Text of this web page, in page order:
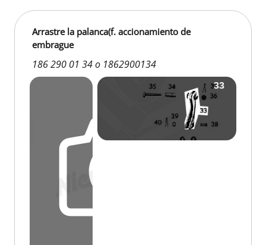
Arrastre la palanca(f. accionamiento de
embrague
186 290 01 34 o 1862900134